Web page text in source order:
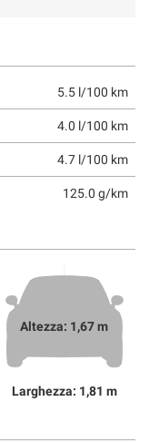
5.5 l/100 km
4.0 l/100 km
4.7 l/100 km
125.0 g/km
Altezza: 1,67 m
Larghezza: 1,81 m